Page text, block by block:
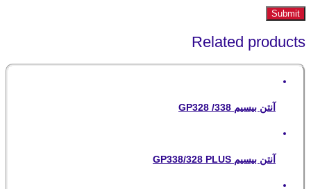
Related products
آنتن بیسیم GP328 /338
آنتن بیسیم GP338/328 PLUS